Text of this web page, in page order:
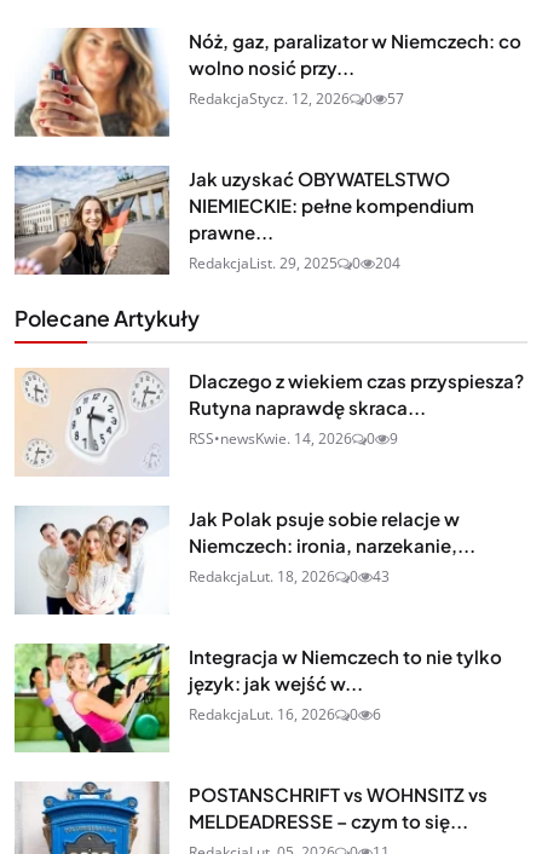
Nóż, gaz, paralizator w Niemczech: co
wolno nosić przy...
RedakcjaStycz. 12, 2026 0 57
Jak uzyskać OBYWATELSTWO
NIEMIECKIE: pełne kompendium
prawne...
RedakcjaList. 29, 2025 0 204
Polecane Artykuły
Dlaczego z wiekiem czas przyspiesza?
Rutyna naprawdę skraca...
RSS•newsKwie. 14, 2026 0 9
Jak Polak psuje sobie relacje w
Niemczech: ironia, narzekanie,...
RedakcjaLut. 18, 2026 0 43
Integracja w Niemczech to nie tylko
język: jak wejść w...
RedakcjaLut. 16, 2026 0 6
POSTANSCHRIFT vs WOHNSITZ vs
MELDEADRESSE – czym to się...